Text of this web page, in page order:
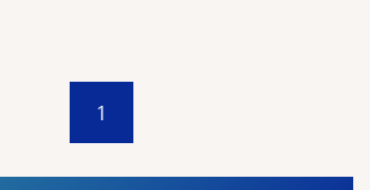
1